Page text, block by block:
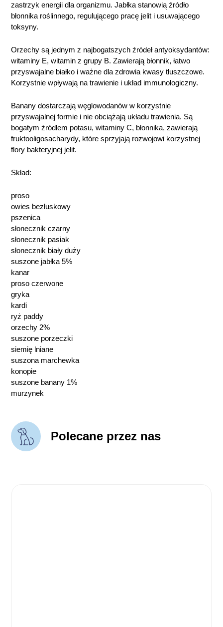
zastrzyk energii dla organizmu. Jabłka stanowią źródło
błonnika roślinnego, regulującego pracę jelit i usuwającego
toksyny.
Orzechy są jednym z najbogatszych źródeł antyoksydantów:
witaminy E, witamin z grupy B. Zawierają błonnik, łatwo
przyswajalne białko i ważne dla zdrowia kwasy tłuszczowe.
Korzystnie wpływają na trawienie i układ immunologiczny.
Banany dostarczają węglowodanów w korzystnie
przyswajalnej formie i nie obciążają układu trawienia. Są
bogatym źródłem potasu, witaminy C, błonnika, zawierają
fruktooligosacharydy, które sprzyjają rozwojowi korzystnej
flory bakteryjnej jelit.
Skład:
proso
owies bezłuskowy
pszenica
słonecznik czarny
słonecznik pasiak
słonecznik biały duży
suszone jabłka 5%
kanar
proso czerwone
gryka
kardi
ryż paddy
orzechy 2%
suszone porzeczki
siemię lniane
suszona marchewka
konopie
suszone banany 1%
murzynek
Polecane przez nas